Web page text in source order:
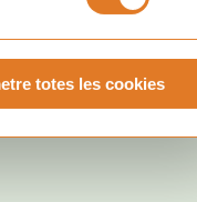
totes les cookies